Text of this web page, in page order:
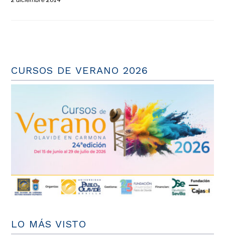
CURSOS DE VERANO 2026
LO MÁS VISTO